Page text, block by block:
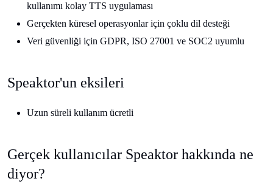
kullanımı kolay TTS uygulaması
Gerçekten küresel operasyonlar için çoklu dil desteği
Veri güvenliği için GDPR, ISO 27001 ve SOC2 uyumlu
Speaktor'un eksileri
Uzun süreli kullanım ücretli
Gerçek kullanıcılar Speaktor hakkında ne
diyor?